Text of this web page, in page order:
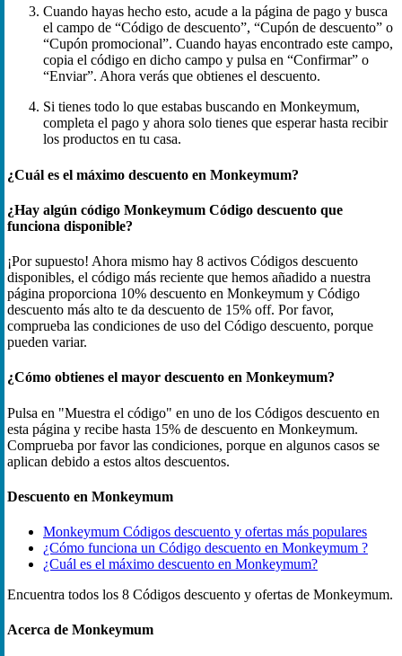
Cuando hayas hecho esto, acude a la página de pago y busca
el campo de “Código de descuento”, “Cupón de descuento” o
“Cupón promocional”. Cuando hayas encontrado este campo,
copia el código en dicho campo y pulsa en “Confirmar” o
“Enviar”. Ahora verás que obtienes el descuento.
Si tienes todo lo que estabas buscando en Monkeymum,
completa el pago y ahora solo tienes que esperar hasta recibir
los productos en tu casa.
¿Cuál es el máximo descuento en Monkeymum?
¿Hay algún código Monkeymum Código descuento que
funciona disponible?
¡Por supuesto! Ahora mismo hay 8 activos Códigos descuento
disponibles, el código más reciente que hemos añadido a nuestra
página proporciona 10% descuento en Monkeymum y Código
descuento más alto te da descuento de 15% off. Por favor,
comprueba las condiciones de uso del Código descuento, porque
pueden variar.
¿Cómo obtienes el mayor descuento en Monkeymum?
Pulsa en "Muestra el código" en uno de los Códigos descuento en
esta página y recibe hasta 15% de descuento en Monkeymum.
Comprueba por favor las condiciones, porque en algunos casos se
aplican debido a estos altos descuentos.
Descuento en Monkeymum
Monkeymum Códigos descuento y ofertas más populares
¿Cómo funciona un Código descuento en Monkeymum ?
¿Cuál es el máximo descuento en Monkeymum?
Encuentra todos los 8 Códigos descuento y ofertas de Monkeymum.
Acerca de Monkeymum